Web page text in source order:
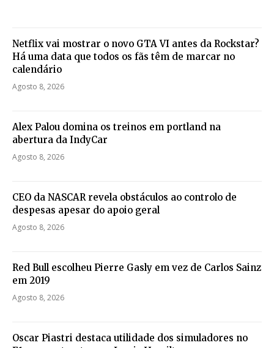
Netflix vai mostrar o novo GTA VI antes da Rockstar?
Há uma data que todos os fãs têm de marcar no
calendário
Agosto 8, 2026
Alex Palou domina os treinos em portland na
abertura da IndyCar
Agosto 8, 2026
CEO da NASCAR revela obstáculos ao controlo de
despesas apesar do apoio geral
Agosto 8, 2026
Red Bull escolheu Pierre Gasly em vez de Carlos Sainz
em 2019
Agosto 8, 2026
Oscar Piastri destaca utilidade dos simuladores no